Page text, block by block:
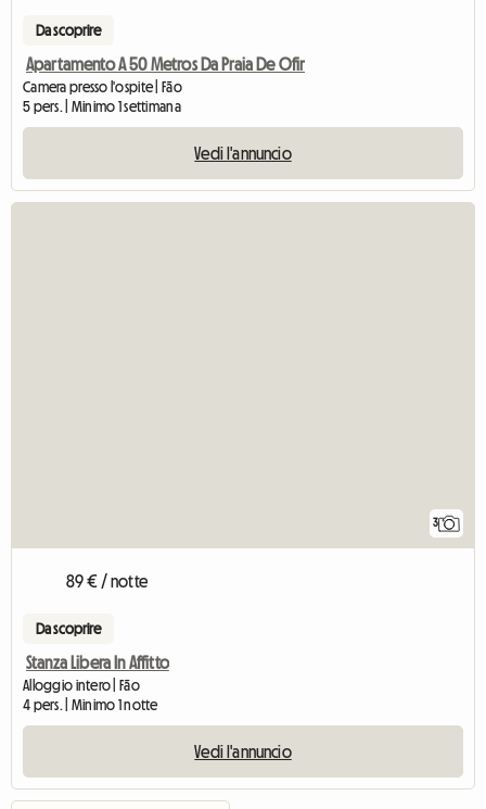
Da scoprire
Apartamento A 50 Metros Da Praia De Ofir
Camera presso l'ospite | Fão
5 pers. | Minimo 1 settimana
Vedi l'annuncio
3
89 € / notte
Da scoprire
Stanza Libera In Affitto
Alloggio intero | Fão
4 pers. | Minimo 1 notte
Vedi l'annuncio